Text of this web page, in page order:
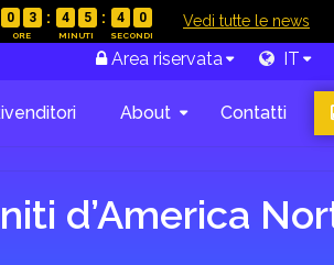
0 3 4 5 3 9 Vedi tutte le news
Area riservata IT
About Contatti
d’America